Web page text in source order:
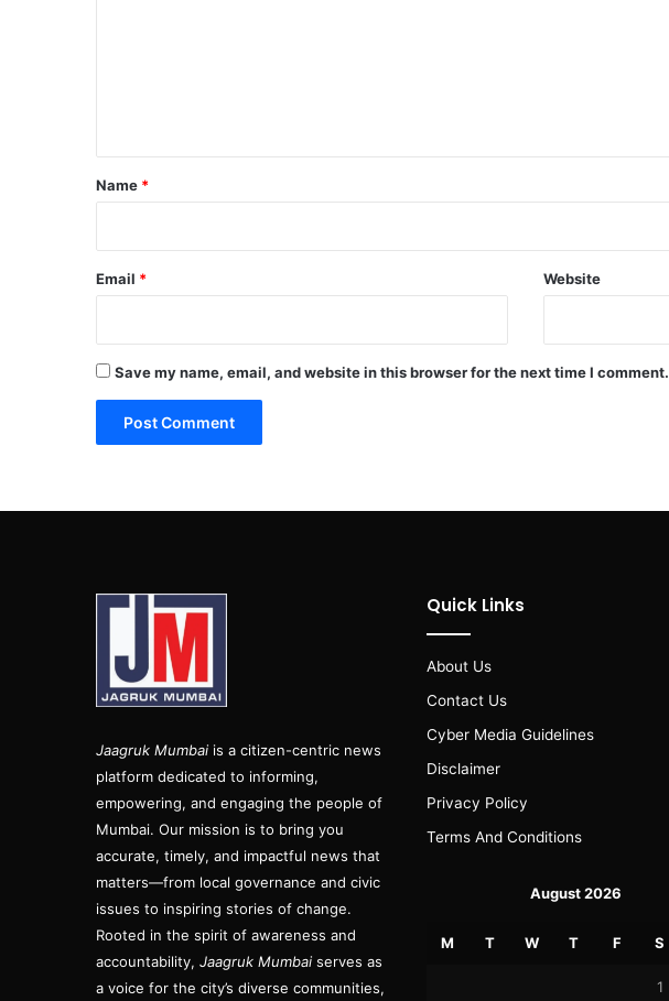
*
Name *
Email * Website
Save my name, email, and website in this browser for the next time I comment.
Jaagruk Mumbai is a citizen-centric news
platform dedicated to informing,
empowering, and engaging the people of
Mumbai. Our mission is to bring you
accurate, timely, and impactful news that
matters—from local governance and civic
issues to inspiring stories of change.
Rooted in the spirit of awareness and
accountability, Jaagruk Mumbai serves as
a voice for the city’s diverse communities,
Quick Links
About Us
Contact Us
Cyber Media Guidelines
Disclaimer
Privacy Policy
Terms And Conditions
August 2026
M T W T F S
1